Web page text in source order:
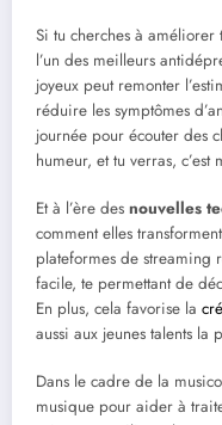
Si tu cherches à améliorer
l’un des meilleurs
joyeux peut remonter
réduire les symptômes
journée pour écouter des
humeur, et tu verras, c’est
Et à l’ère des nouvelles
comment elles
plateformes de streaming
facile, te permettant de
En plus, cela favorise la
aussi aux jeunes talents
Dans le cadre de la
musique pour aider à